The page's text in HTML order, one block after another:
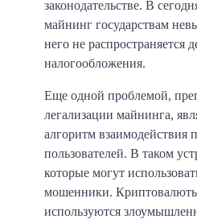
законодательстве. В
майнинг государствам
него не распространяется
налогообложения.
Еще одной проблемой,
легализации майнинга,
алгоритм взаимодействия
пользователей. В таком
которые могут
мошенники.
используются